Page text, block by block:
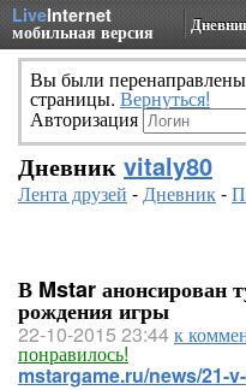
LiveInternet
мобильная версия
Вы были
страницы. Вернуться!
Авторизация
Дневник vitaly80
Лента друзей -Дневник-
В Mstar анонсирован
рождения игры
22-10-2015 23:44к
понравилось!
mstargame.ru/news/21-